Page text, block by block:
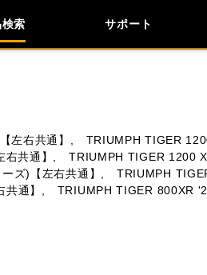
索 サポート
APRILIA
左右共通】,
TRIUMPH TIGER
共通】,
TRIUMPH TIGER 1200
ズ)【左右共通】,
TRIUMPH
通】,
TRIUMPH TIGER 800XR